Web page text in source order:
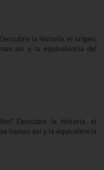
la historia, el origen,
así y la equivalencia del
Descubre la historia, el
llaman así y la equivalencia